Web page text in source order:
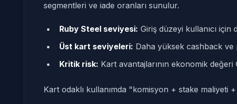
segmentleri ve iade oranları sunulur.
Ruby Steel seviyesi: Giriş düzeyi kullanıcı için
Üst kart seviyeleri: Daha yüksek cashback ve
Kritik risk: Kart avantajlarının ekonomik
Kart odaklı kullanımda "komisyon + stake maliyeti